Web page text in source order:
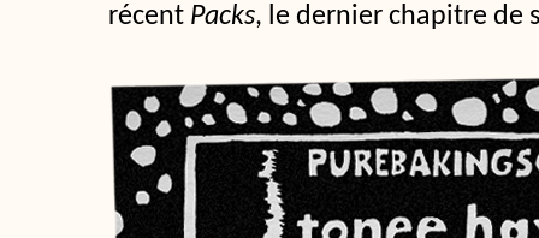
récent Packs, le dernier chapitre de